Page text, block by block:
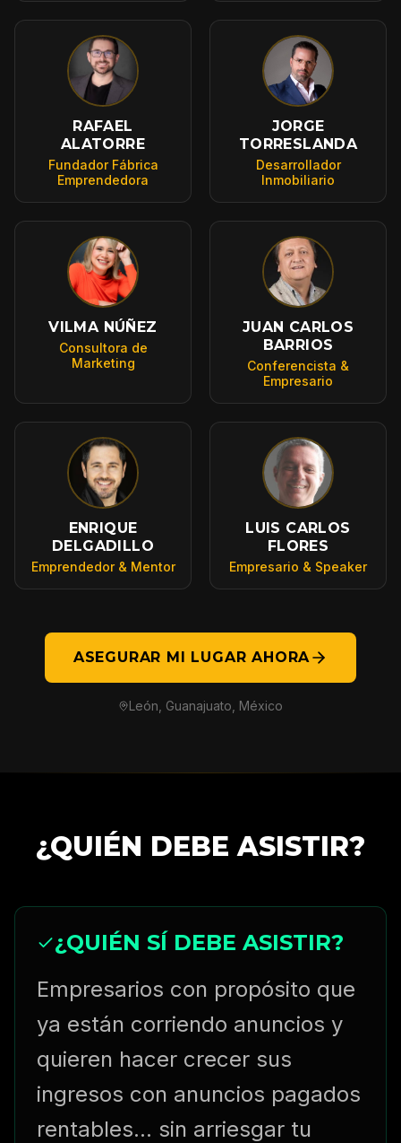
RAFAEL
ALATORRE
Fundador Fábrica
Emprendedora
JORGE
TORRESLANDA
Desarrollador
Inmobiliario
VILMA NÚÑEZ
Consultora de
Marketing
JUAN CARLOS
BARRIOS
Conferencista &
Empresario
ENRIQUE
DELGADILLO
Emprendedor & Mentor
LUIS CARLOS
FLORES
Empresario & Speaker
ASEGURAR MI LUGAR AHORA
León, Guanajuato, México
¿QUIÉN DEBE ASISTIR?
¿QUIÉN SÍ DEBE ASISTIR?
Empresarios con propósito que
ya están corriendo anuncios y
quieren hacer crecer sus
ingresos con anuncios pagados
rentables... sin arriesgar tu